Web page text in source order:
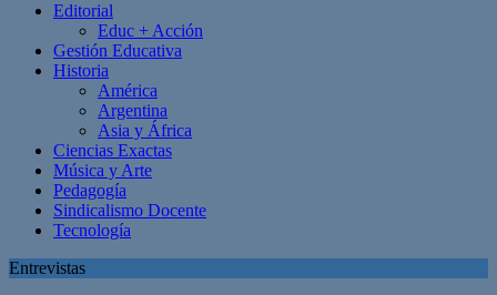
Editorial
Educ + Acción
Gestión Educativa
Historia
América
Argentina
Asia y África
Ciencias Exactas
Música y Arte
Pedagogía
Sindicalismo Docente
Tecnología
Entrevistas